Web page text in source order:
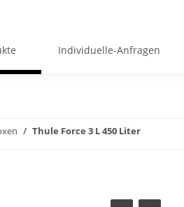
Individuelle-Anfragen
Thule Force 3 L 450 Liter